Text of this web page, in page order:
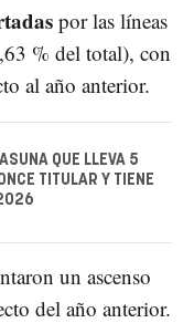
por las líneas
% del total), con
al año anterior.
QUE LLEVA 5
TITULAR Y TIENE
un ascenso
del año anterior.